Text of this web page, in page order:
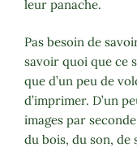
leur panache.
Pas besoin de
savoir quoi que ce
que d’un peu de
d’imprimer. D’un
images par
du bois, du son,